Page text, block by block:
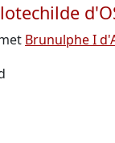
Brunulphe I